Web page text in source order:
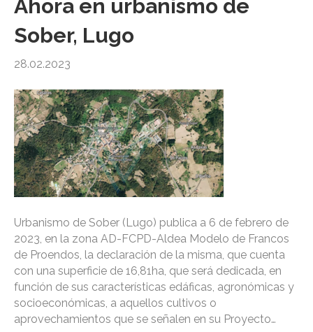
Ahora en urbanismo de
Sober, Lugo
28.02.2023
Urbanismo de Sober (Lugo) publica a 6 de febrero de
2023, en la zona AD-FCPD-Aldea Modelo de Francos
de Proendos, la declaración de la misma, que cuenta
con una superficie de 16,81ha, que será dedicada, en
función de sus características edáficas, agronómicas y
socioeconómicas, a aquellos cultivos o
aprovechamientos que se señalen en su Proyecto…